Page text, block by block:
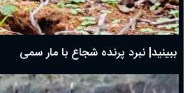
ببینید| نبرد پرنده شجاع با مار سمی